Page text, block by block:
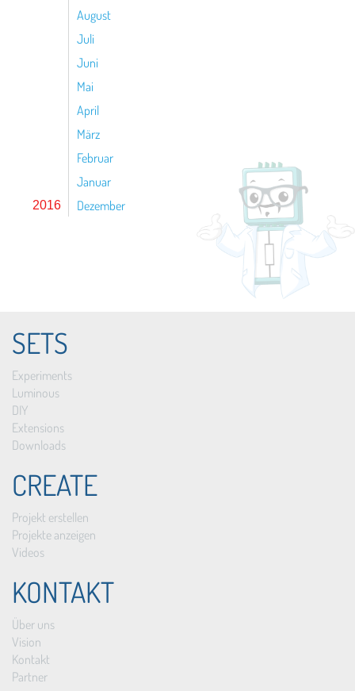
August
Juli
Juni
Mai
April
März
Februar
Januar
2016 Dezember
SETS
Experiments
Luminous
DIY
Extensions
Downloads
CREATE
Projekt erstellen
Projekte anzeigen
Videos
KONTAKT
Über uns
Vision
Kontakt
Partner